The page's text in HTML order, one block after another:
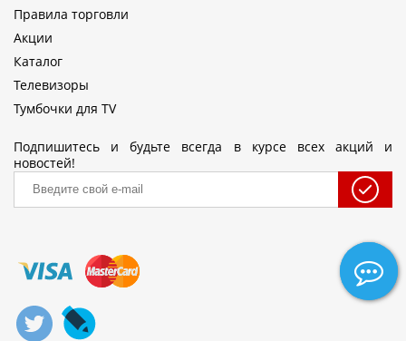
Правила торговли
Акции
Каталог
Телевизоры
Тумбочки для TV
Подпишитесь и будьте всегда в курсе всех акций и
новостей!